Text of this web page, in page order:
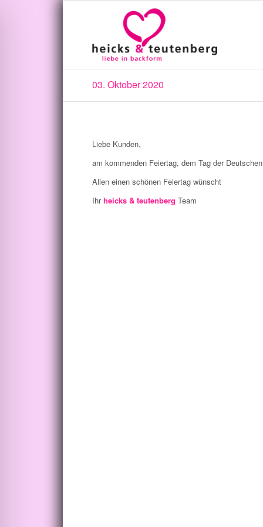
03. Oktober 2020
Liebe Kunden,
am kommenden Feiertag, dem Tag der
Allen einen schönen Feiertag wünscht
Ihrheicks & teutenberg Team